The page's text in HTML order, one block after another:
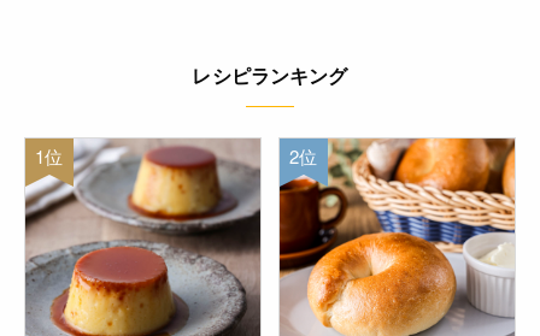
レシピランキング
1位 2位